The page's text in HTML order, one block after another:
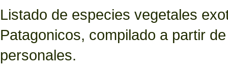
Listado de especies vegetales
Patagonicos, compilado a partir
personales.